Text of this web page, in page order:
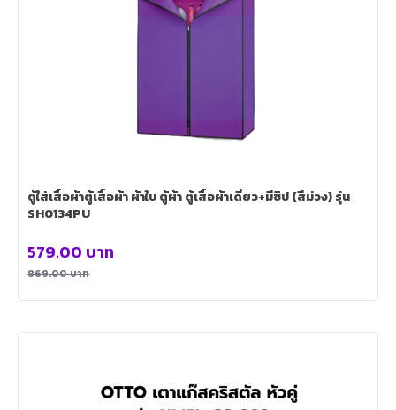
ตู้ใส่เสื้อผ้าตู้เสื้อผ้า ผ้าใบ ตู้ผ้า ตู้เสื้อผ้าเดี่ยว+มีซิป (สีม่วง) รุ่น
SH0134PU
869.00บาท
579.00 บาท